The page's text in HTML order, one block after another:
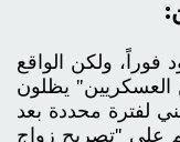
فوراً، ولكن الواقع
العسكريين" يظلون
لفترة محددة بعد
على "تصريح زواج